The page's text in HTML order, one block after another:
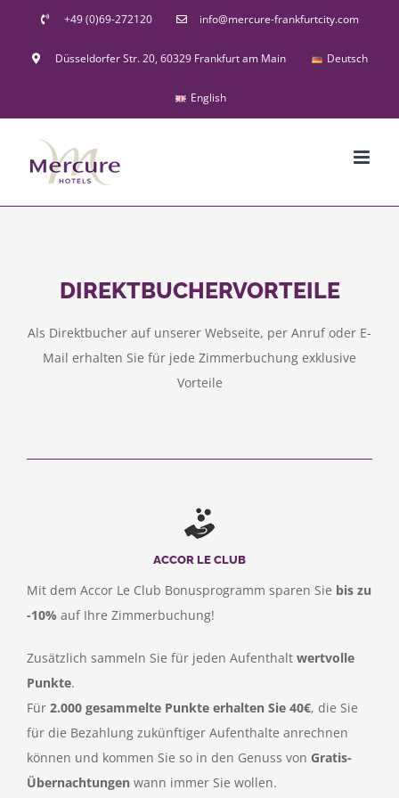
content
+49 (0)69-272120 info@mercure-frankfurtcity.com
Düsseldorfer Str. 20, 60329 Frankfurt am Main Deutsch
English
DIREKTBUCHERVORTEILE
Als Direktbucher auf unserer Webseite, per Anruf oder E-
Mail erhalten Sie für jede Zimmerbuchung exklusive
Vorteile
ACCOR LE CLUB
Mit dem Accor Le Club Bonusprogramm sparen Sie bis zu
-10% auf Ihre Zimmerbuchung!
Zusätzlich sammeln Sie für jeden Aufenthalt wertvolle
Punkte.
Für 2.000 gesammelte Punkte erhalten Sie 40€, die Sie
für die Bezahlung zukünftiger Aufenthalte anrechnen
können und kommen Sie so in den Genuss von Gratis-
Übernachtungen wann immer Sie wollen.